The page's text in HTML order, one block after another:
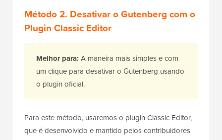
Método 2. Desativar o Gutenberg com o
Plugin Classic Editor
Melhor para: A maneira mais simples e com
um clique para desativar o Gutenberg usando
o plugin oficial.
Para este método, usaremos o plugin Classic Editor,
que é desenvolvido e mantido pelos contribuidores